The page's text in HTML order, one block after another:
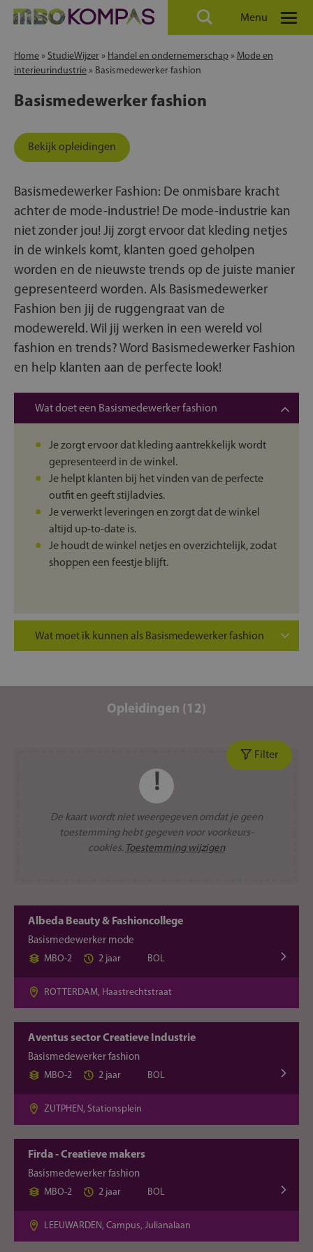
Menu
Home » StudieWijzer » Handel en ondernemerschap » Mode en
interieurindustrie » Basismedewerker fashion
Basismedewerker fashion
Bekijk opleidingen
Basismedewerker Fashion: De onmisbare kracht
achter de mode-industrie! De mode-industrie kan
niet zonder jou! Jij zorgt ervoor dat kleding netjes
in de winkels komt, klanten goed geholpen
worden en de nieuwste trends op de juiste manier
gepresenteerd worden. Als Basismedewerker
Fashion ben jij de ruggengraat van de
modewereld. Wil jij werken in een wereld vol
fashion en trends? Word Basismedewerker Fashion
en help klanten aan de perfecte look!
Wat doet een Basismedewerker fashion
Je zorgt ervoor dat kleding aantrekkelijk wordt
gepresenteerd in de winkel.
Je helpt klanten bij het vinden van de perfecte
outfit en geeft stijladvies.
Je verwerkt leveringen en zorgt dat de winkel
altijd up-to-date is.
Je houdt de winkel netjes en overzichtelijk, zodat
shoppen een feestje blijft.
Wat moet ik kunnen als Basismedewerker fashion
nieuwste trends zijn.
Je werkt goed samen met collega’s en maakt van
elke werkdag een leuke ervaring.
Opleidingen (12)
Filter
De kaart wordt niet weergegeven omdat je geen
toestemming hebt gegeven voor voorkeurs-
cookies. Toestemming wijzigen
Albeda Beauty & Fashioncollege
Basismedewerker mode
MBO-2
2 jaar BOL
ROTTERDAM, Haastrechtstraat
Aventus sector Creatieve Industrie
Basismedewerker fashion
MBO-2
2 jaar BOL
ZUTPHEN, Stationsplein
Firda - Creatieve makers
Basismedewerker fashion
MBO-2
2 jaar BOL
LEEUWARDEN, Campus, Julianalaan